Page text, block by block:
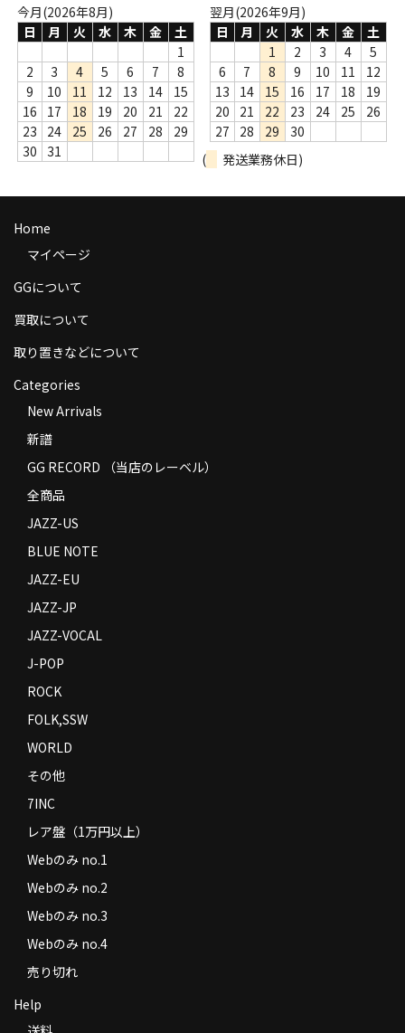
Webのみ no.2
Webのみ no.4
売り切れ
Help
送料
商品の発送
返品
コンディション
Privacy Policy
特定商取引法に基づく表示
Contact
今月(2026年8月)
日
月 火 水 木 金
土
1
2
3 4 5 6 7
8
9
10 11 12 13 14
15
16
17 18 19 20 21
22
23
24 25 26 27 28
29
30
31
翌月(2026年9月)
日
月 火 水 木 金
土
1
2 3 4
5
6
7 8 9 10 11
12
13
14 15 16 17 18
19
20
21 22 23 24 25
26
27
28 29
30
(
発送業務休日)
Home
マイページ
GGについて
買取について
取り置きなどについて
Categories
New Arrivals
新譜
GG RECORD （当店のレーベル）
全商品
JAZZ-US
BLUE NOTE
JAZZ-EU
JAZZ-JP
JAZZ-VOCAL
J-POP
ROCK
FOLK,SSW
WORLD
その他
7INC
レア盤（1万円以上）
Webのみ no.1
Webのみ no.2
Webのみ no.3
Webのみ no.4
売り切れ
Help